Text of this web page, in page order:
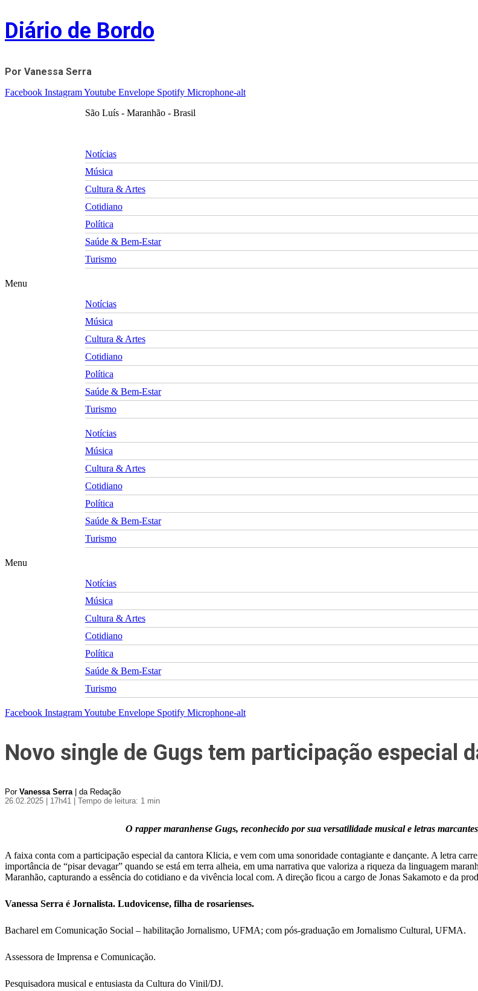
Skip
to
content
Diário de Bordo
Por Vanessa Serra
Facebook InstagramYoutube Envelope Spotify Microphone-alt
São Luís - Maranhão - Brasil
Notícias
Música
Cultura & Artes
Cotidiano
Política
Saúde & Bem-Estar
Turismo
Menu
Notícias
Música
Cultura & Artes
Cotidiano
Política
Saúde & Bem-Estar
Turismo
Notícias
Música
Cultura & Artes
Cotidiano
Política
Saúde & Bem-Estar
Turismo
Menu
Notícias
Música
Cultura & Artes
Cotidiano
Política
Saúde & Bem-Estar
Turismo
Facebook InstagramYoutube Envelope Spotify Microphone-alt
Novo single de Gugs tem participação especial
Por Vanessa Serra| da Redação
26.02.2025 | 17h41
| Tempo de leitura: 1 min
O rapper maranhense Gugs, reconhecido por sua versatilidade musical e letras
A faixa conta com a participação especial da cantora Klicia, e vem com uma sonoridade contagiante e dançante. A letra
importância de “pisar devagar” quando se está em terra alheia, em uma narrativa que valoriza a riqueza da linguagem
Maranhão, capturando a essência do cotidiano e da vivência local com. A direção ficou a cargo de Jonas Sakamoto e da
Vanessa Serra é Jornalista. Ludovicense, filha de rosarienses.
Bacharel em Comunicação Social – habilitação Jornalismo, UFMA; com pós-graduação em Jornalismo Cultural, UFMA.
Assessora de Imprensa e Comunicação.
Pesquisadora musical e entusiasta da Cultura do Vinil/DJ.